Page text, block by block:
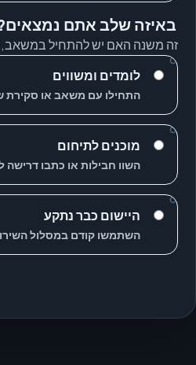
באיזה שלב אתם
זה משנה האם יש להתחיל במשאב,
לומדים ומשווים
התחילו עם משאב או סקירת
מוכנים לתיחום
השוו חבילות או כתבו
היישום כבר נתקע
השתמשו קודם במסלול